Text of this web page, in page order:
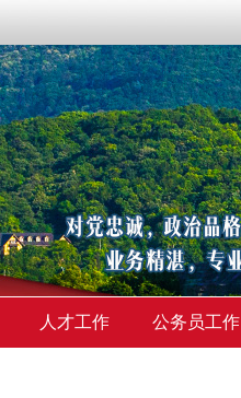
人才工作 公务员工作